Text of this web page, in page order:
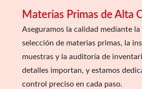
Materias Primas de Alta
Aseguramos la calidad mediante la
selección de materias primas, la
muestras y la auditoría de
detalles importan, y estamos
control preciso en cada paso.